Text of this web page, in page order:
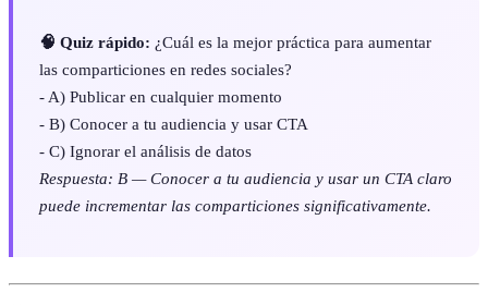
🧠 Quiz rápido: ¿Cuál es la mejor práctica para aumentar
las comparticiones en redes sociales?
- A) Publicar en cualquier momento
- B) Conocer a tu audiencia y usar CTA
- C) Ignorar el análisis de datos
Respuesta: B — Conocer a tu audiencia y usar un CTA claro
puede incrementar las comparticiones significativamente.